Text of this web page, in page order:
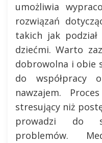
umożliwia
rozwiązań
takich jak
dziećmi. Warto
dobrowolna i obie
do współpracy
nawzajem.
stresujący niż
prowadzi do
problemów.